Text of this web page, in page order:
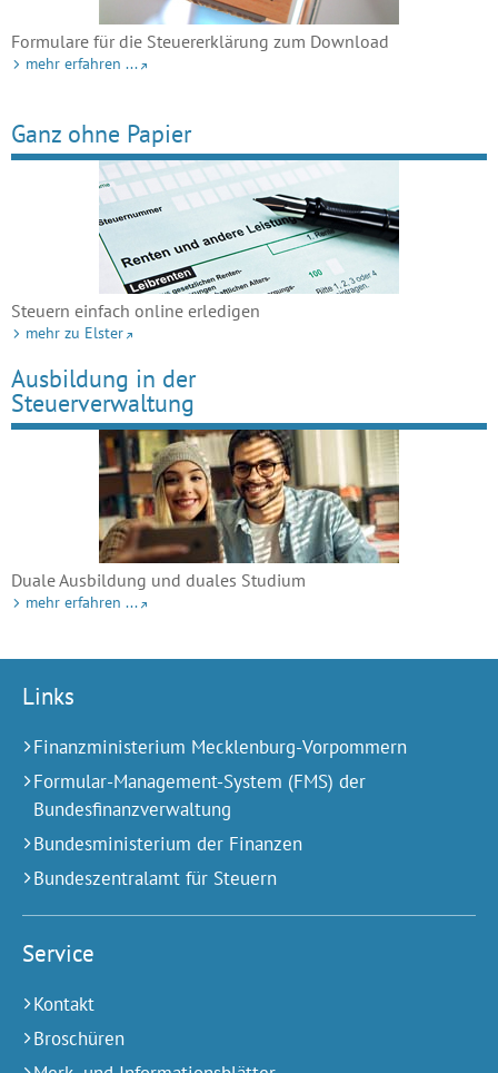
Formulare für die Steuererklärung zum Download
mehr erfahren ...
Ganz ohne Papier
Steuern einfach online erledigen
mehr zu Elster
Ausbildung in der
Steuerverwaltung
Duale Ausbildung und duales Studium
mehr erfahren ...
Links
Finanzministerium Mecklenburg-Vorpommern
Formular-Management-System (FMS) der
Bundesfinanzverwaltung
Bundesministerium der Finanzen
Bundeszentralamt für Steuern
Service
Kontakt
Broschüren